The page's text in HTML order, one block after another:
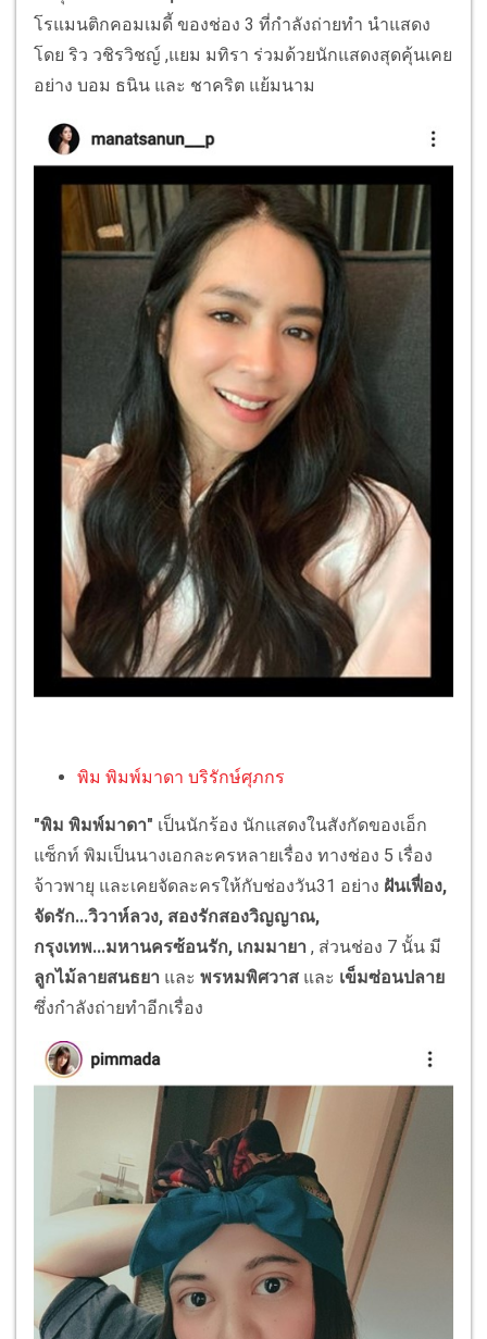
โรแมนติกคอมเมดี้ ของช่อง 3 ที่กำลังถ่ายทำ นำแสดง
โดย ริว วชิรวิชญ์ ,แยม มทิรา ร่วมด้วยนักแสดงสุดคุ้นเคย
อย่าง บอม ธนิน และ ชาคริต แย้มนาม
พิม พิมพ์มาดา บริรักษ์ศุภกร
"พิม พิมพ์มาดา" เป็นนักร้อง นักแสดงในสังกัดของเอ็ก
แซ็กท์ พิมเป็นนางเอกละครหลายเรื่อง ทางช่อง 5 เรื่อง
จ้าวพายุ และเคยจัดละครให้กับช่องวัน31 อย่าง ฝันเฟื่อง,
จัดรัก...วิวาห์ลวง, สองรักสองวิญญาณ,
กรุงเทพ...มหานครซ้อนรัก, เกมมายา , ส่วนช่อง 7 นั้น มี
ลูกไม้ลายสนธยา และ พรหมพิศวาส และ เข็มซ่อนปลาย
ซึ่งกำลังถ่ายทำอีกเรื่อง